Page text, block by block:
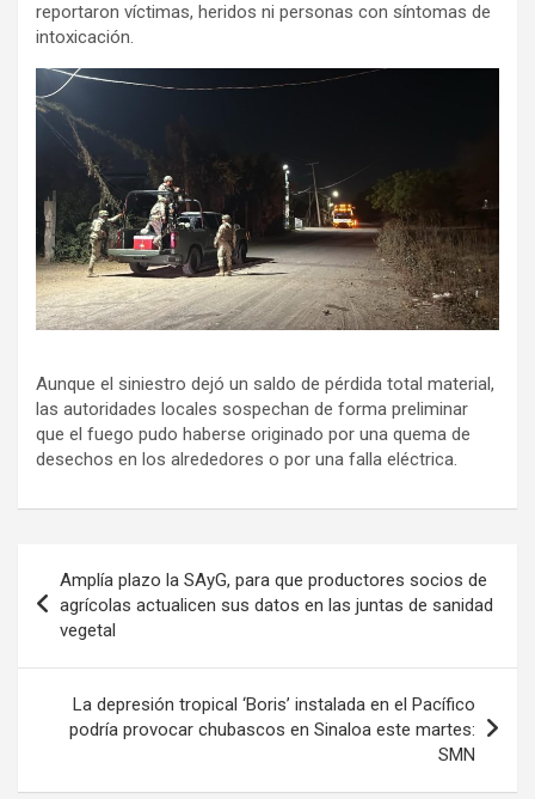
reportaron víctimas, heridos ni personas con síntomas de
intoxicación.
Aunque el siniestro dejó un saldo de pérdida total material,
las autoridades locales sospechan de forma preliminar
que el fuego pudo haberse originado por una quema de
desechos en los alrededores o por una falla eléctrica.
de
entradas
Amplía plazo la SAyG, para que productores socios de
agrícolas actualicen sus datos en las juntas de sanidad
vegetal
La depresión tropical ‘Boris’ instalada en el Pacífico
podría provocar chubascos en Sinaloa este martes:
SMN